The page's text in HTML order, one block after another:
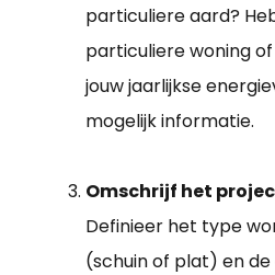
particuliere aard?
particuliere woning
jouw jaarlijkse
mogelijk informatie.
Omschrijf het
Definieer het type
(schuin of plat) en